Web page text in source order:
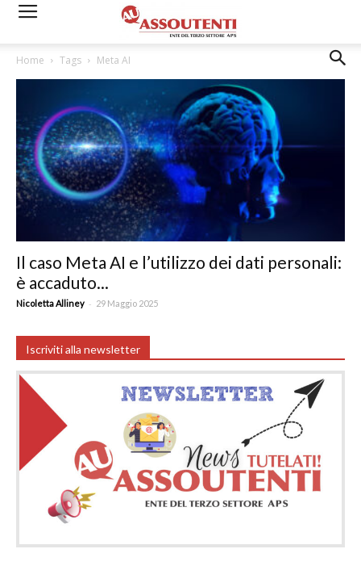
Home Tags Meta AI
Il caso Meta AI e l’utilizzo dei dati personali:
è accaduto...
Nicoletta Alliney - 29 Maggio 2025
Iscriviti alla newsletter